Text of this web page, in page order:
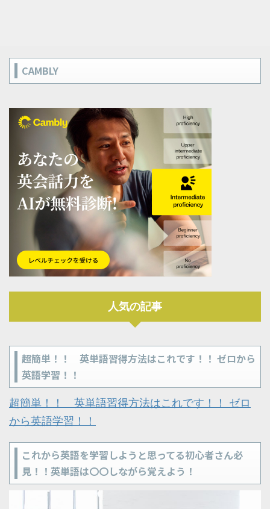
CAMBLY
人気の記事
超簡単！！ 英単語習得方法はこれです！！ ゼロから
英語学習！！
超簡単！！ 英単語習得方法はこれです！！ ゼロ
から英語学習！！
これから英語を学習しようと思ってる初心者さん必
見！！英単語は〇〇しながら覚えよう！